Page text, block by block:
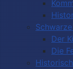
Der
Die